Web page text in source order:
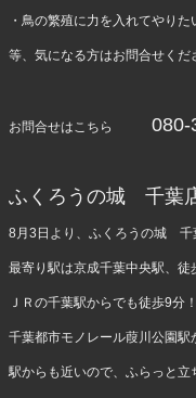
・鳥の繁殖に力を入れてやりた
等、気になる方はお問合せくだ
お問合せはこちら080-
ふくろうの城 千葉
8月3日より、ふくろうの城 千
最寄り駅は京成千葉中央駅、徒
ＪＲの千葉駅からでも徒歩9分！
千葉都市モノレール葭川公園駅
駅からも近いので、ふらっと